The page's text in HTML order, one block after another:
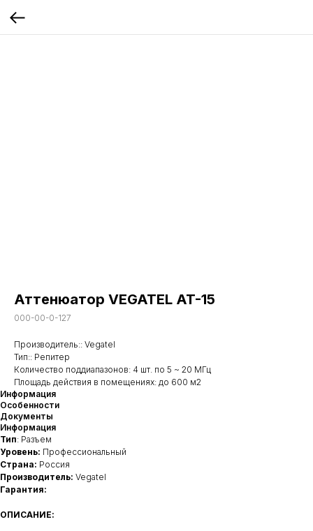
Аттенюатор VEGATEL AT-15
000-00-0-127
Производитель:: Vegatel
Тип:: Репитер
Количество поддиапазонов: 4 шт. по 5 ~ 20 МГц
Площадь действия в помещениях: до 600 м2
Информация
Особенности
Документы
Информация
Тип: Разъем
Уровень: Профессиональный
Страна: Россия
Производитель: Vegatel
Гарантия:
ОПИСАНИЕ: